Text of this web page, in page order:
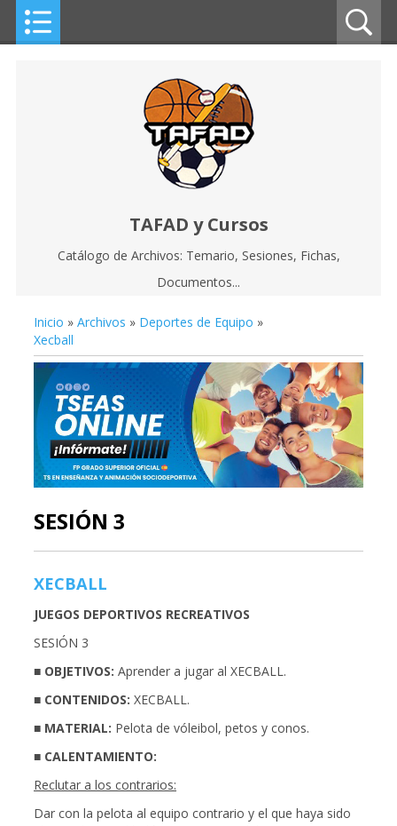
TAFAD y Cursos
Catálogo de Archivos: Temario, Sesiones, Fichas,
Documentos...
Inicio » Archivos » Deportes de Equipo »
Xecball
SESIÓN 3
XECBALL
JUEGOS DEPORTIVOS RECREATIVOS
SESIÓN 3
■ OBJETIVOS: Aprender a jugar al XECBALL.
■ CONTENIDOS: XECBALL.
■ MATERIAL: Pelota de vóleibol, petos y conos.
■ CALENTAMIENTO:
Reclutar a los contrarios:
Dar con la pelota al equipo contrario y el que haya sido